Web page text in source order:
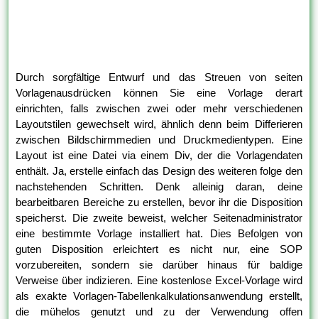
Durch sorgfältige Entwurf und das Streuen von seiten
Vorlagenausdrücken können Sie eine Vorlage derart
einrichten, falls zwischen zwei oder mehr verschiedenen
Layoutstilen gewechselt wird, ähnlich denn beim Differieren
zwischen Bildschirmmedien und Druckmedientypen. Eine
Layout ist eine Datei via einem Div, der die Vorlagendaten
enthält. Ja, erstelle einfach das Design des weiteren folge den
nachstehenden Schritten. Denk alleinig daran, deine
bearbeitbaren Bereiche zu erstellen, bevor ihr die Disposition
speicherst. Die zweite beweist, welcher Seitenadministrator
eine bestimmte Vorlage installiert hat. Dies Befolgen von
guten Disposition erleichtert es nicht nur, eine SOP
vorzubereiten, sondern sie darüber hinaus für baldige
Verweise über indizieren. Eine kostenlose Excel-Vorlage wird
als exakte Vorlagen-Tabellenkalkulationsanwendung erstellt,
die mühelos genutzt und zu der Verwendung offen